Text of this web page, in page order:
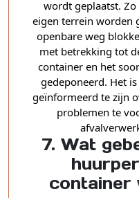
wordt geplaatst.
eigen terrein worden
openbare weg
met betrekking tot
container en het
gedeponeerd. Het
geïnformeerd te zijn
problemen te
7. Wat
container